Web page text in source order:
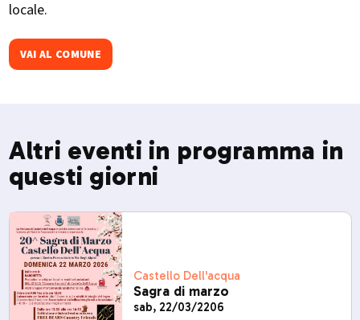
locale.​
VAI AL COMUNE
Altri eventi in programma in
questi giorni
Castello Dell'acqua
Sagra di marzo
sab, 22/03/2206